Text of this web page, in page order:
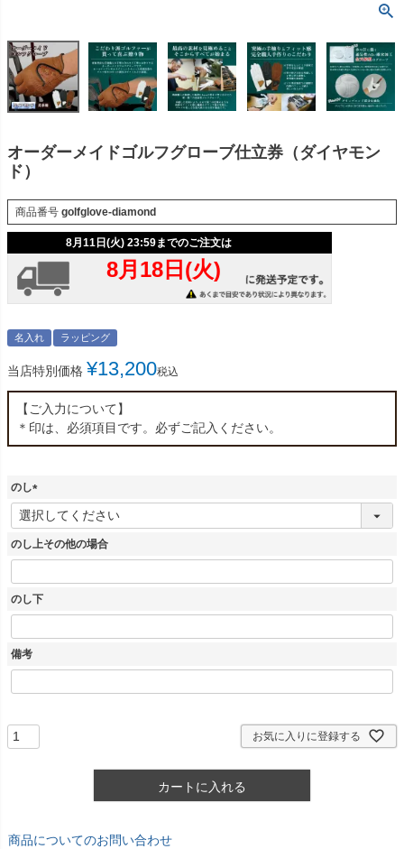
オーダーメイドゴルフグローブ仕立券（ダイヤモン
ド）
商品番号 golfglove-diamond
名入れ ラッピング
当店特別価格 ¥13,200税込
【ご入力について】
＊印は、必須項目です。必ずご記入ください。
のし
(
必
須
のし上その他の場合
のし下
備考
お気に入りに登録する
カートに入れる
商品についてのお問い合わせ